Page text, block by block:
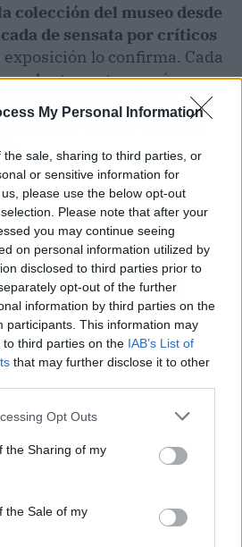
My Personal Information
sale, sharing to third parties, or
or sensitive information for
please use the below opt-out
Please note that after your
you may continue seeing
on personal information utilized by
disclosed to third parties prior to
opt-out of the further
information by third parties on the
participants. This information may
third parties on the IAB’s List of
that may further disclose it to other
Opt Outs
the Sharing of my
the Sale of my
colección del museo desde
de sensata por críticos
exposición lo confirma. Cada
el arte contemporáneo no
de inmediato; a
tocar por él y volver a
visitarse en la sede del
(calle Santa Isabel, 52) de
horario habitual; los
es gratuita. Conviene
museo para confirmar
entradas con antelación.